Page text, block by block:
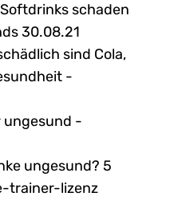
schaden
30.08.21
sind Cola,
-
ungesund -
ungesund? 5
trainer-lizenz